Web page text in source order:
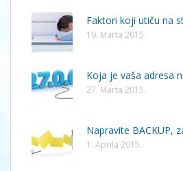
Faktori koji utiču na
19. Marta 2015.
Koja je vaša adresa
27. Marta 2015.
Napravite BACKUP,
1. Aprila 2015.